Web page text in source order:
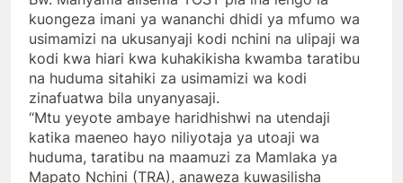
kuongeza imani ya wananchi dhidi ya mfumo wa
usimamizi na ukusanyaji kodi nchini na ulipaji wa
kodi kwa hiari kwa kuhakikisha kwamba taratibu
na huduma sitahiki za usimamizi wa kodi
zinafuatwa bila unyanyasaji.
‘‘Mtu yeyote ambaye haridhishwi na utendaji
katika maeneo hayo niliyotaja ya utoaji wa
huduma, taratibu na maamuzi za Mamlaka ya
Mapato Nchini (TRA), anaweza kuwasilisha